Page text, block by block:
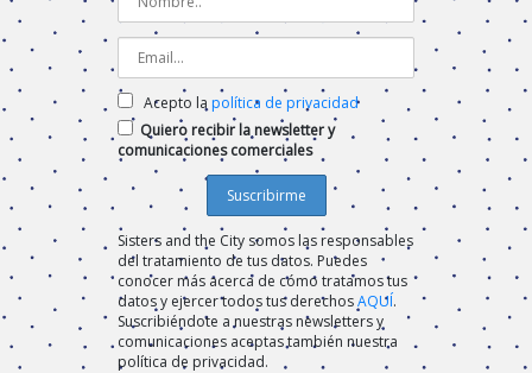
Acepto la política de privacidad
Quiero recibir la newsletter y
comunicaciones comerciales
Sisters and the City somos las responsables
del tratamiento de tus datos. Puedes
conocer más acerca de cómo tratamos tus
datos y ejercer todos tus derechosAQUÍ.
Suscribiéndote a nuestras newsletters y
comunicaciones aceptas también nuestra
política de privacidad.